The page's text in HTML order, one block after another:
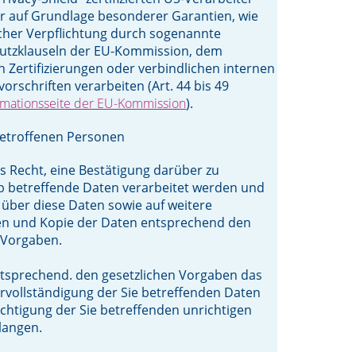
auf Grundlage besonderer Garantien, wie
Verpflichtung durch sogenannte
der EU-Kommission, dem
Zertifizierungen oder verbindlichen internen
verarbeiten (Art. 44 bis 49
der EU-Kommission).
Personen
Recht, eine Bestätigung darüber zu
betreffende Daten verarbeitet werden und
diese Daten sowie auf weitere
und Kopie der Daten entsprechend den
den gesetzlichen Vorgaben das
der Sie betreffenden Daten
der Sie betreffenden unrichtigen